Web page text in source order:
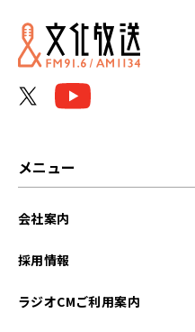
メニュー
会社案内
採用情報
ラジオCMご利用案内